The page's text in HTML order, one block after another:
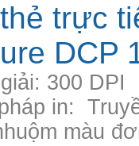
trực
DCP
300 DPI
in:
màu